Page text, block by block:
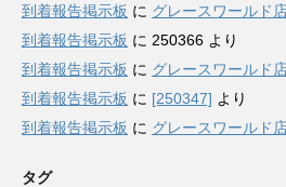
到着報告掲示板 に グレースワールド
到着報告掲示板 に 250366 より
到着報告掲示板 に グレースワールド
到着報告掲示板 に [250347] より
到着報告掲示板 に グレースワールド
タグ